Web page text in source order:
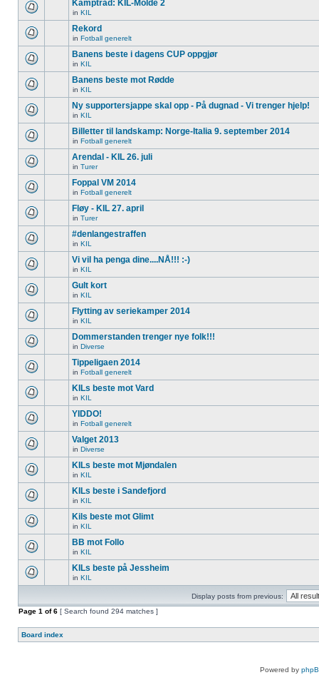
Kamptråd: KIL-Molde 2
in KIL
Rekord
in Fotball generelt
Banens beste i dagens CUP oppgjør
in KIL
Banens beste mot Rødde
in KIL
Ny supportersjappe skal opp - På dugnad - Vi trenger hjelp!
in KIL
Billetter til landskamp: Norge-Italia 9. september 2014
in Fotball generelt
Arendal - KIL 26. juli
in Turer
Foppal VM 2014
in Fotball generelt
Fløy - KIL 27. april
in Turer
#denlangestraffen
in KIL
Vi vil ha penga dine....NÅ!!! :-)
in KIL
Gult kort
in KIL
Flytting av seriekamper 2014
in KIL
Dommerstanden trenger nye folk!!!
in Diverse
Tippeligaen 2014
in Fotball generelt
KILs beste mot Vard
in KIL
YIDDO!
in Fotball generelt
Valget 2013
in Diverse
KILs beste mot Mjøndalen
in KIL
KILs beste i Sandefjord
in KIL
Kils beste mot Glimt
in KIL
BB mot Follo
in KIL
KILs beste på Jessheim
in KIL
Display posts from previous:
Page 1 of6 [ Search found 294 matches ]
Board index
Powered by